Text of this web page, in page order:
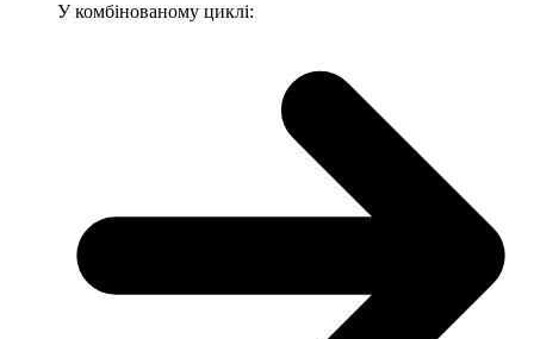
У комбінованому циклі: